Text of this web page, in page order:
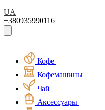
UA
+380935990116
Кофе
Кофемашины
Чай
Аксессуары